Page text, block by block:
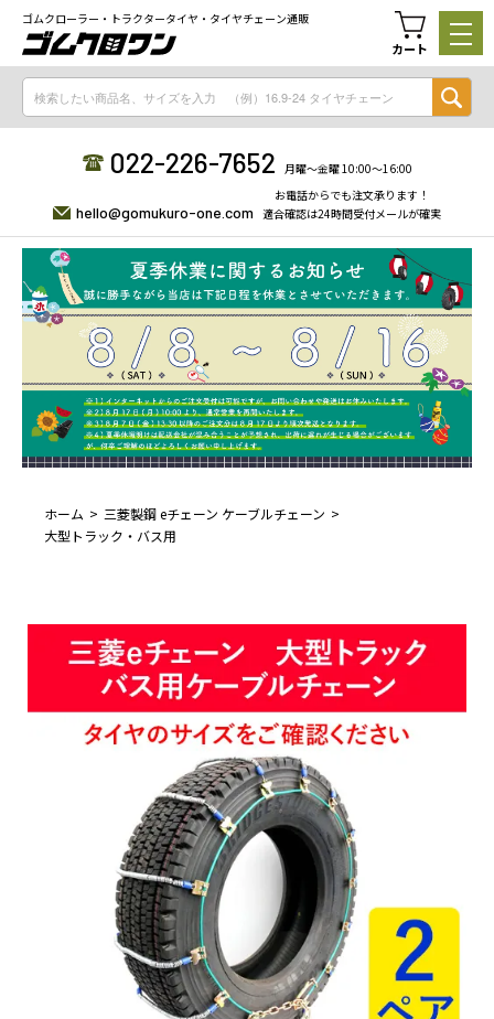
ゴムクローラー・トラクタータイヤ・タイヤチェーン通販
カート
022-226-7652 月曜〜金曜 10:00〜16:00
hello@gomukuro-one.com
お電話からでも注文承ります！
適合確認は24時間受付メールが確実
ホーム
三菱製鋼 eチェーン ケーブルチェーン
大型トラック・バス用